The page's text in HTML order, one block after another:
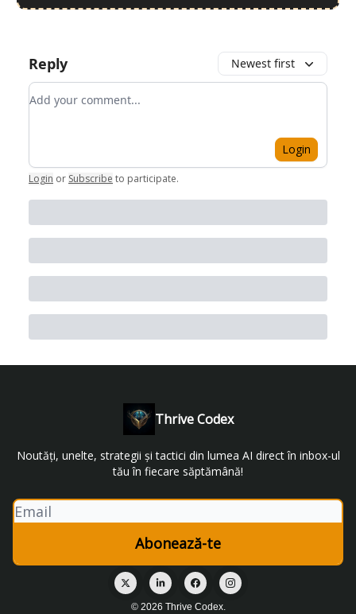
Reply Newest first
Add your comment
Login
Login or Subscribe to participate.
Thrive Codex
Noutăți, unelte, strategii și tactici din lumea AI direct în inbox-ul
tău în fiecare săptămână!
© 2026 Thrive Codex.